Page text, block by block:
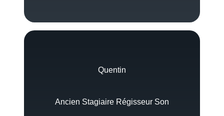
Quentin
Ancien Stagiaire Régisseur Son